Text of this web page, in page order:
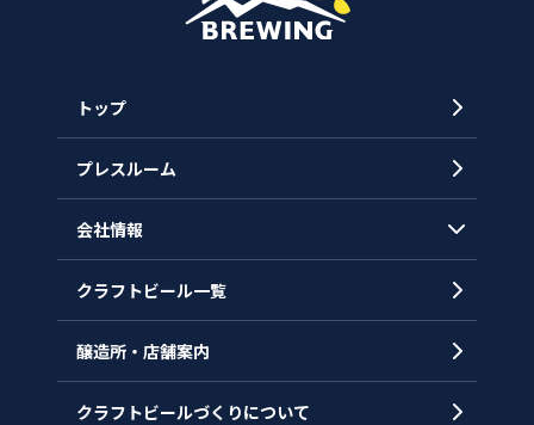
トップ
プレスルーム
会社情報
会社概要
沿革
クラフトビール一覧
醸造所・店舗案内
クラフトビールづくりについて